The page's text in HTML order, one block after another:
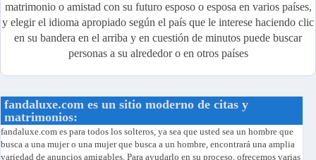
matrimonio o amistad con su futuro esposo o esposa en varios países,
y elegir el idioma apropiado según el país que le interese haciendo clic
en su bandera en el arriba y en cuestión de minutos puede buscar
personas a su alrededor o en otros países
fandaluxe.com es un sitio moderno de citas y
matrimonios:
fandaluxe.com es para todos los solteros, ya sea que usted sea un hombre que
busca a una mujer o una mujer que busca a un hombre, encontrará una amplia
variedad de anuncios amigables. Para ayudarlo en su proceso, ofrecemos varias